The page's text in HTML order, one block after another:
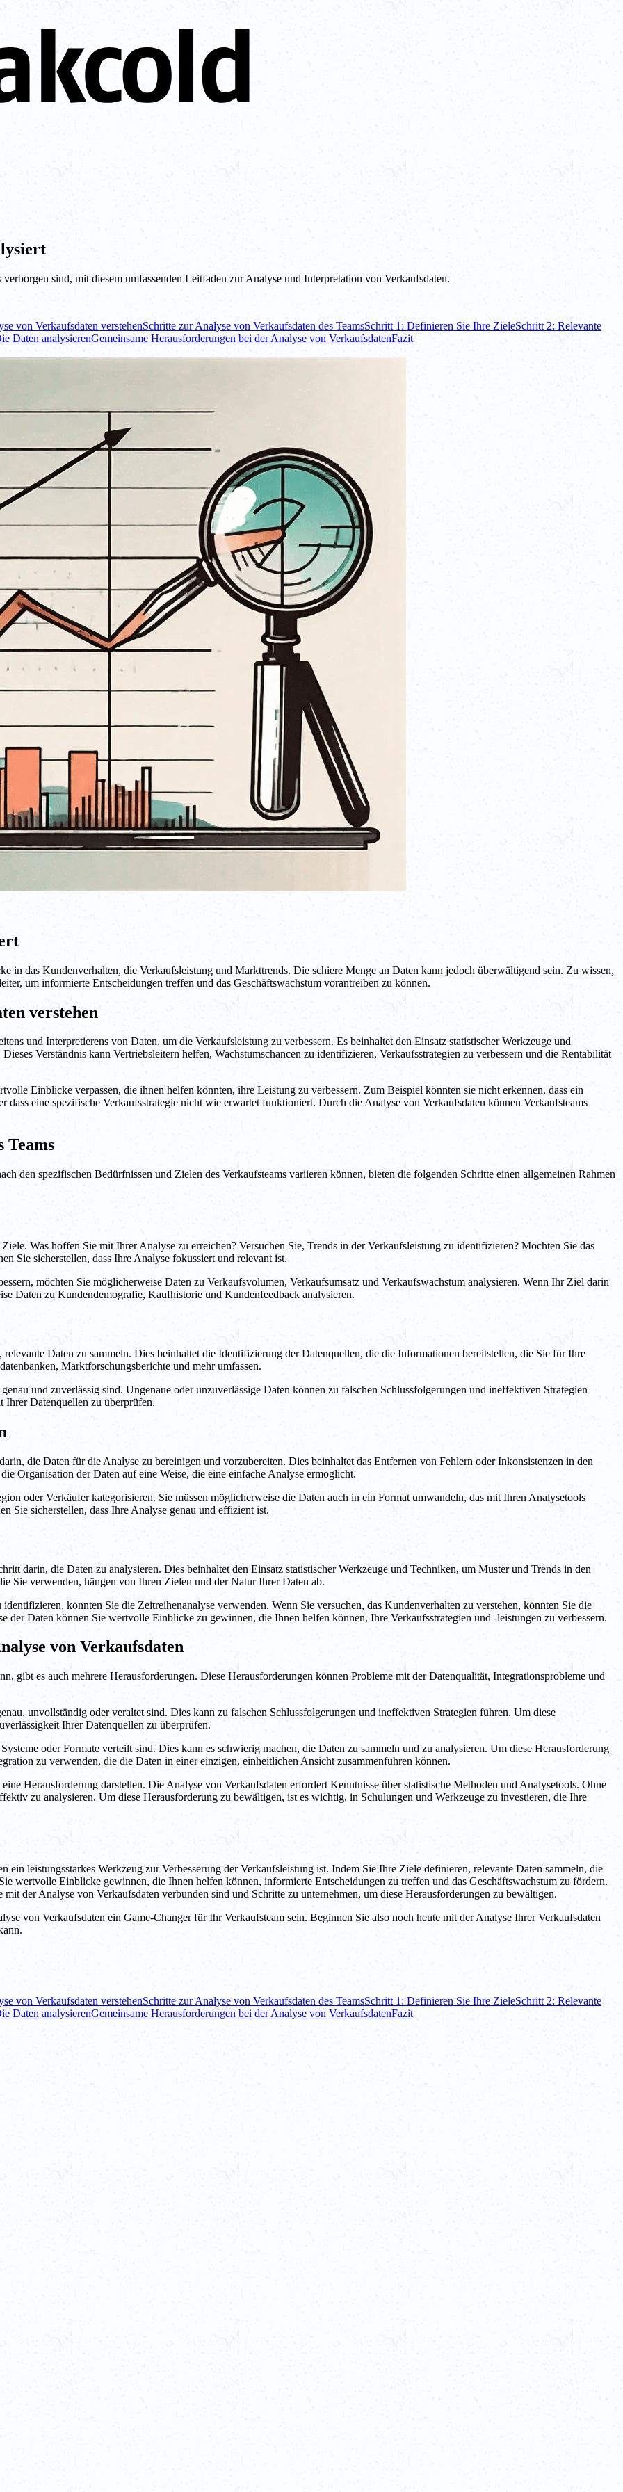
sind, mit diesem umfassenden Leitfaden zur Analyse und Interpretation von Verkaufsdaten.
von Verkaufsdaten verstehenSchritte zur Analyse von Verkaufsdaten des TeamsSchritt 1: Definieren Sie Ihre ZieleSchritt 2: Relevante
Daten analysierenGemeinsame Herausforderungen bei der Analyse von VerkaufsdatenFazit
in das Kundenverhalten, die Verkaufsleistung und Markttrends. Die schiere Menge an Daten kann jedoch überwältigend sein. Zu wissen,
um informierte Entscheidungen treffen und das Geschäftswachstum vorantreiben zu können.
verstehen
und Interpretierens von Daten, um die Verkaufsleistung zu verbessern. Es beinhaltet den Einsatz statistischer Werkzeuge und
Verständnis kann Vertriebsleitern helfen, Wachstumschancen zu identifizieren, Verkaufsstrategien zu verbessern und die Rentabilität
Einblicke verpassen, die ihnen helfen könnten, ihre Leistung zu verbessern. Zum Beispiel könnten sie nicht erkennen, dass ein
eine spezifische Verkaufsstrategie nicht wie erwartet funktioniert. Durch die Analyse von Verkaufsdaten können Verkaufsteams
Teams
den spezifischen Bedürfnissen und Zielen des Verkaufsteams variieren können, bieten die folgenden Schritte einen allgemeinen Rahmen
Was hoffen Sie mit Ihrer Analyse zu erreichen? Versuchen Sie, Trends in der Verkaufsleistung zu identifizieren? Möchten Sie das
Sie sicherstellen, dass Ihre Analyse fokussiert und relevant ist.
möchten Sie möglicherweise Daten zu Verkaufsvolumen, Verkaufsumsatz und Verkaufswachstum analysieren. Wenn Ihr Ziel darin
Daten zu Kundendemografie, Kaufhistorie und Kundenfeedback analysieren.
Daten zu sammeln. Dies beinhaltet die Identifizierung der Datenquellen, die die Informationen bereitstellen, die Sie für Ihre
Marktforschungsberichte und mehr umfassen.
und zuverlässig sind. Ungenaue oder unzuverlässige Daten können zu falschen Schlussfolgerungen und ineffektiven Strategien
Ihrer Datenquellen zu überprüfen.
die Daten für die Analyse zu bereinigen und vorzubereiten. Dies beinhaltet das Entfernen von Fehlern oder Inkonsistenzen in den
Organisation der Daten auf eine Weise, die eine einfache Analyse ermöglicht.
oder Verkäufer kategorisieren. Sie müssen möglicherweise die Daten auch in ein Format umwandeln, das mit Ihren Analysetools
Sie sicherstellen, dass Ihre Analyse genau und effizient ist.
darin, die Daten zu analysieren. Dies beinhaltet den Einsatz statistischer Werkzeuge und Techniken, um Muster und Trends in den
Sie verwenden, hängen von Ihren Zielen und der Natur Ihrer Daten ab.
könnten Sie die Zeitreihenanalyse verwenden. Wenn Sie versuchen, das Kundenverhalten zu verstehen, könnten Sie die
der Daten können Sie wertvolle Einblicke zu gewinnen, die Ihnen helfen können, Ihre Verkaufsstrategien und -leistungen zu verbessern.
von Verkaufsdaten
gibt es auch mehrere Herausforderungen. Diese Herausforderungen können Probleme mit der Datenqualität, Integrationsprobleme und
unvollständig oder veraltet sind. Dies kann zu falschen Schlussfolgerungen und ineffektiven Strategien führen. Um diese
Ihrer Datenquellen zu überprüfen.
oder Formate verteilt sind. Dies kann es schwierig machen, die Daten zu sammeln und zu analysieren. Um diese Herausforderung
zu verwenden, die die Daten in einer einzigen, einheitlichen Ansicht zusammenführen können.
Herausforderung darstellen. Die Analyse von Verkaufsdaten erfordert Kenntnisse über statistische Methoden und Analysetools. Ohne
zu analysieren. Um diese Herausforderung zu bewältigen, ist es wichtig, in Schulungen und Werkzeuge zu investieren, die Ihre
ein leistungsstarkes Werkzeug zur Verbesserung der Verkaufsleistung ist. Indem Sie Ihre Ziele definieren, relevante Daten sammeln, die
wertvolle Einblicke gewinnen, die Ihnen helfen können, informierte Entscheidungen zu treffen und das Geschäftswachstum zu fördern.
der Analyse von Verkaufsdaten verbunden sind und Schritte zu unternehmen, um diese Herausforderungen zu bewältigen.
von Verkaufsdaten ein Game-Changer für Ihr Verkaufsteam sein. Beginnen Sie also noch heute mit der Analyse Ihrer Verkaufsdaten
von Verkaufsdaten verstehenSchritte zur Analyse von Verkaufsdaten des TeamsSchritt 1: Definieren Sie Ihre ZieleSchritt 2: Relevante
Daten analysierenGemeinsame Herausforderungen bei der Analyse von VerkaufsdatenFazit